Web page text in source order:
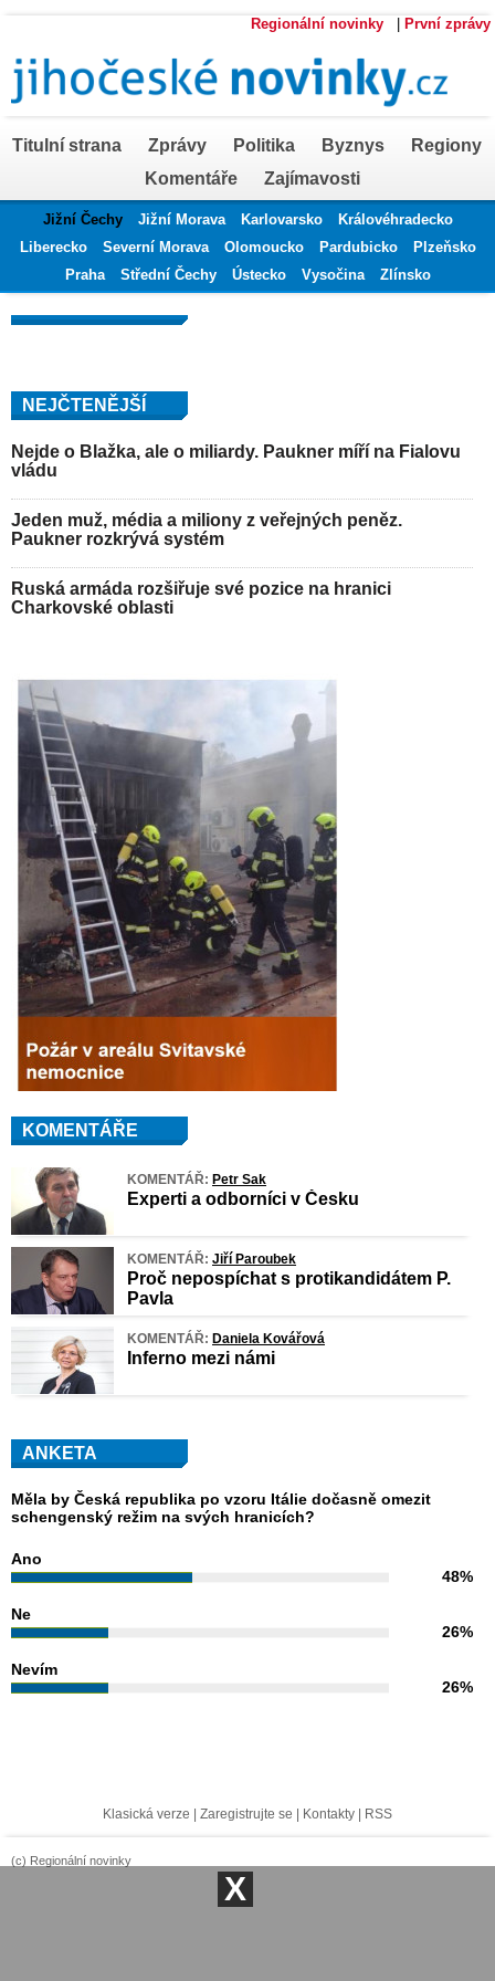
Regionální novinky První zprávy
Titulní strana Zprávy Politika Byznys
Regiony
Komentáře
Zajímavosti
Jižní Čechy Jižní Morava Karlovarsko
Královéhradecko
Liberecko
Severní Morava Olomoucko Pardubicko
Plzeňsko
Praha
Střední Čechy Ústecko Vysočina Zlínsko
NEJČTENĚJŠÍ
Nejde o Blažka, ale o miliardy. Paukner míří na Fialovu
vládu
Jeden muž, média a miliony z veřejných peněz.
Paukner rozkrývá systém
Ruská armáda rozšiřuje své pozice na hranici
Charkovské oblasti
KOMENTÁŘE
KOMENTÁŘ: Petr Sak
Experti a odborníci v Česku
KOMENTÁŘ: Jiří Paroubek
Proč nepospíchat s protikandidátem P.
Pavla
KOMENTÁŘ: Daniela Kovářová
Inferno mezi námi
ANKETA
Měla by Česká republika po vzoru Itálie dočasně omezit
schengenský režim na svých hranicích?
Ano
48%
Ne
26%
Nevím
26%
Klasická verze Zaregistrujte se Kontakty RSS
(c) Regionální novinky
X